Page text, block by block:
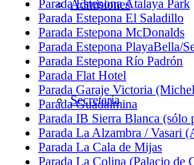
Admisiones
Secretaría
Parada Estepona Atalaya Park
Parada Estepona El Saladillo
Parada Estepona McDonalds
Parada Estepona PlayaBella/
Parada Estepona Río Padrón
Parada Flat Hotel
Parada Garaje Victoria
Parada Guadalmina
Parada IB Sierra Blanca (sólo
Parada La Alzambra / Vasari
Parada La Cala de Mijas
Parada La Colina (Palacio de